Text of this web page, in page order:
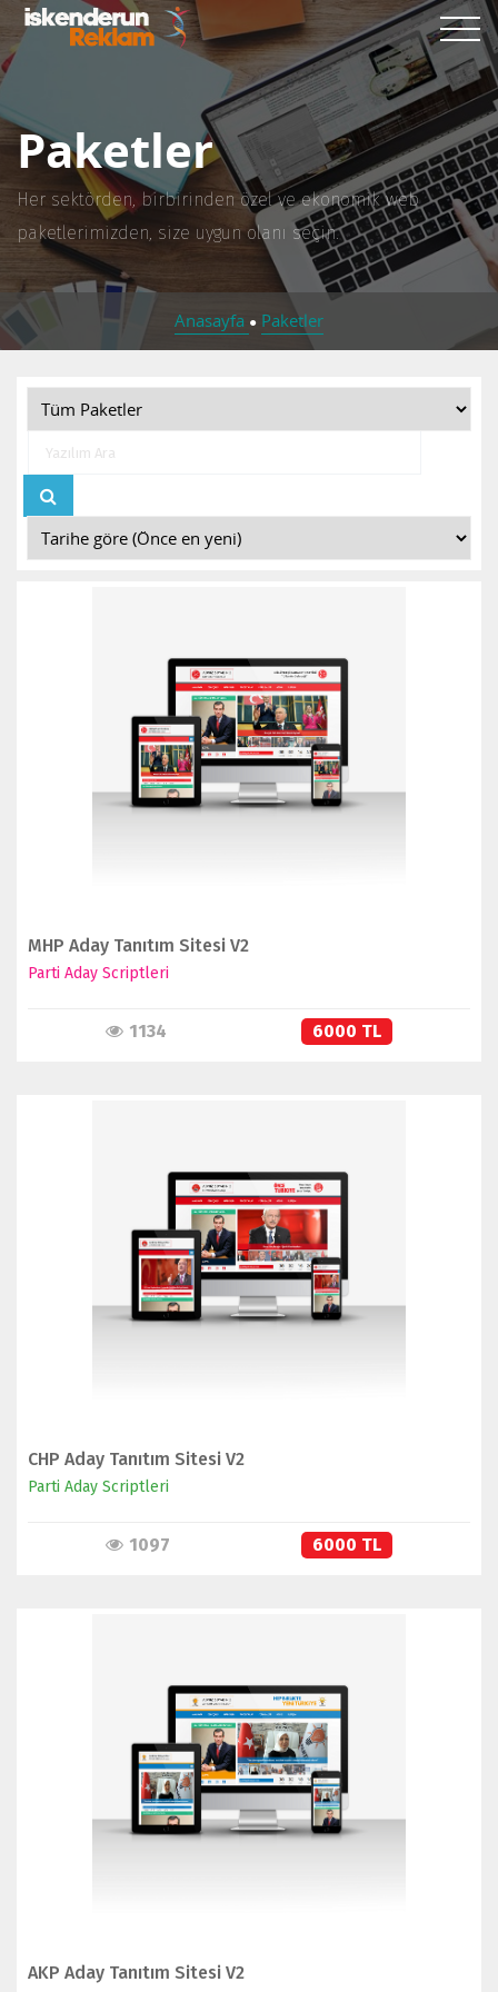
Paketler
Her sektörden, birbirinden özel ve ekonomik web
paketlerimizden, size uygun olanı seçin.
Anasayfa ● Paketler
İNCELE
SATIN AL
MHP Aday Tanıtım Sitesi V2
Parti Aday Scriptleri
1134 6000 TL
İNCELE
SATIN AL
CHP Aday Tanıtım Sitesi V2
Parti Aday Scriptleri
1097 6000 TL
İNCELE
SATIN AL
AKP Aday Tanıtım Sitesi V2